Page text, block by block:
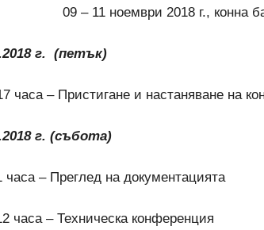
09 – 11 ноември 2018 г., конна
8 г. (петък)
часа – Пристигане и настаняване на
8 г. (събота)
часа – Преглед на документацията
часа – Техническа конференция